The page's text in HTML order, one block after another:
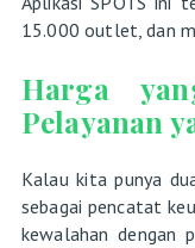
15.000 outlet, dan
Harga
Pelayanan
Kalau kita punya
sebagai pencatat
kewalahan dengan